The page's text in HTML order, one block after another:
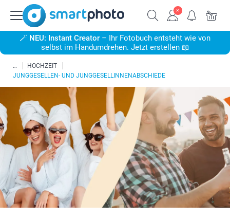
🪄 NEU: Instant Creator – Ihr Fotobuch entsteht wie von
selbst im Handumdrehen. Jetzt erstellen 📖
HOCHZEIT
JUNGGESELLEN- UND JUNGGESELLINNENABSCHIEDE